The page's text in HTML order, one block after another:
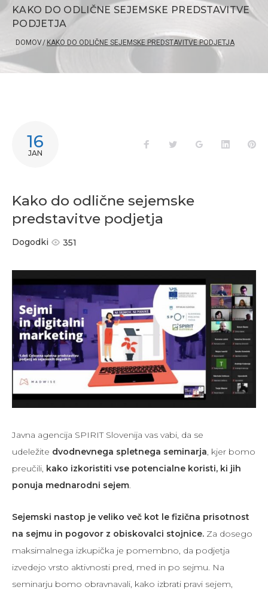
KAKO DO ODLIČNE SEJEMSKE PREDSTAVITVE
PODJETJA
DOMOV/ KAKO DO ODLIČNE SEJEMSKE PREDSTAVITVE PODJETJA
16
JAN
Kako do odlične sejemske
predstavitve podjetja
Dogodki 351
Javna agencija SPIRIT Slovenija vas vabi, da se
udeležite dvodnevnega spletnega seminarja, kjer bomo
preučili, kako izkoristiti vse potencialne koristi, ki jih
ponuja mednarodni sejem.
Sejemski nastop je veliko več kot le fizična prisotnost
na sejmu in pogovor z obiskovalci stojnice.Za dosego
maksimalnega izkupička je pomembno, da podjetja
izvedejo vrsto aktivnosti pred, med in po sejmu. Na
seminarju bomo obravnavali, kako izbrati pravi sejem,